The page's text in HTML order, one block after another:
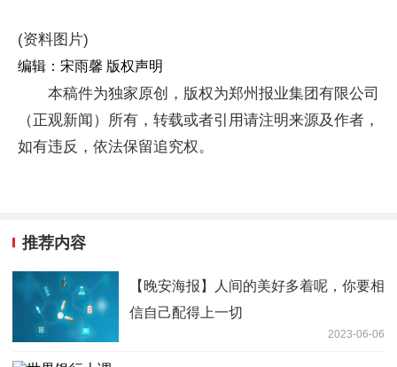
(资料图片)
编辑：宋雨馨 版权声明
本稿件为独家原创，版权为郑州报业集团有限公司
（正观新闻）所有，转载或者引用请注明来源及作者，
如有违反，依法保留追究权。
推荐内容
【晚安海报】人间的美好多着呢，你要相
信自己配得上一切
2023-06-06